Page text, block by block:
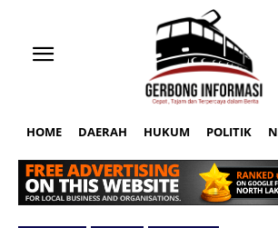
HOME DAERAH HUKUM POLITIK